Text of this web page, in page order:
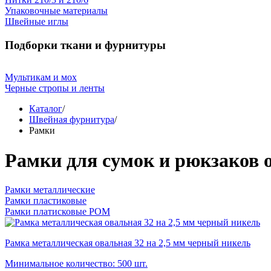
Упаковочные материалы
Швейные иглы
Подборки ткани и фурнитуры
Мультикам и мох
Черные стропы и ленты
Каталог/
Швейная фурнитура/
Рамки
Рамки для сумок и рюкзаков
Рамки металлические
Рамки пластиковые
Рамки платисковые POM
Рамка металлическая овальная 32 на 2,5 мм черный никель
Минимальное количество: 500 шт.